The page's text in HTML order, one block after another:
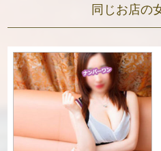
同じお店の